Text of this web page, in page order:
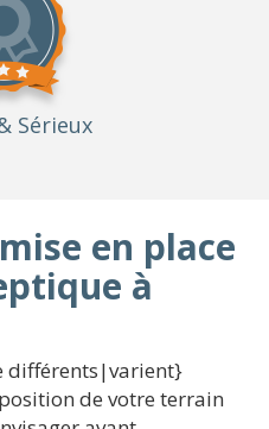
Sérieux
en place
à
différents|varient}
de votre terrain